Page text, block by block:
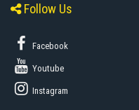
Follow Us
Facebook
Youtube
Instagram